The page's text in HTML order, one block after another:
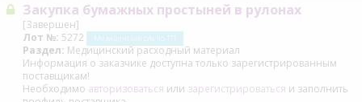
Закупка бумажных простыней в рулонах
[Завершен]
Лот №: 5272 Медицинский р/м по ТП
Раздел: Медицинский расходный материал
Информация о заказчике доступна только зарегистрированным
поставщикам!
Необходимо авторизоваться или зарегистрироваться и заполнить